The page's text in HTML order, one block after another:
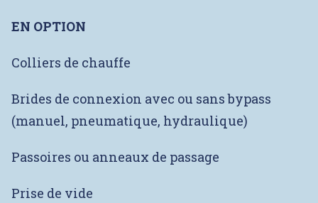
EN OPTION
Colliers de chauffe
Brides de connexion avec ou sans bypass
(manuel, pneumatique, hydraulique)
Passoires ou anneaux de passage
Prise de vide